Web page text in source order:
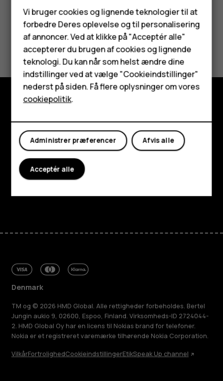
Smartphones
Feature-telefoner
Tilbehør
HMD Terra M
Tablets
Min konto
Synes du, dette var nyttigt?
Ja Nej
Om
Planet and people
Support
FacebookInstagram
TiktokYoutubeLinkedinDiscord
Denmark
TM og © 2026 HMD Global. Alle rettigheder forbeholdes. Bertel
Jungin aukio 9, 02600, Espoo, Finland. Virksomheds-ID 2724044-
2. HMD Global Oy har en licens til Nokias brand for telefoner.
Nokia er et registreret varemærke tilhørende Nokia Corporation.
VilkårFortrolighedCookieindstillingerEtikSpeak Up channel
Vi bruger cookies og lignende teknologier til at
forbedre Deres oplevelse og til personalisering
af annoncer. Ved at klikke på "Acceptér alle"
accepterer du brugen af cookies og lignende
teknologi. Du kan når som helst ændre dine
indstillinger ved at vælge "Cookieindstillinger"
nederst på siden. Få flere oplysninger om vores
cookiepolitik.
Afvis alle
Administrer præferencer
Acceptér alle